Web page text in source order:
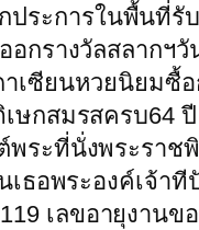
ระการในพื้นที่
กรางวัลสลาก
เซียนหวยนิยม
กสมรสครบ64
ระที่นั่งพระรา
อพระองค์เจ้า
เลขอายุงาน